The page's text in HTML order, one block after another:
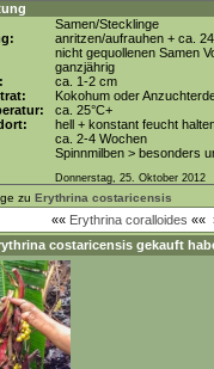
Samen/Stecklinge
anritzen/aufrauhen + ca.
nicht gequollenen Samen
ganzjährig
ca. 1-2 cm
Kokohum oder
ca. 25°C+
hell + konstant feucht
ca. 2-4 Wochen
Spinnmilben > besonders
Donnerstag, 25. Oktober 2012
zu Erythrina costaricensis
«« Erythrina coralloides ««
costaricensis gekauft